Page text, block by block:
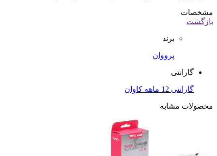
مشخصات
بازگشت
برند
پرووان
گارانتی
گارانتی 12 ماهه کاوان
محصولات مشابه